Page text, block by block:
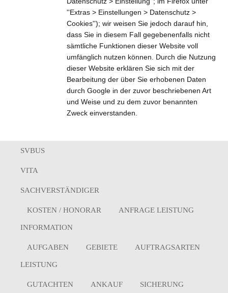
''Extras > Einstellungen > Datenschutz >
Cookies''); wir weisen Sie jedoch darauf hin,
dass Sie in diesem Fall gegebenenfalls nicht
sämtliche Funktionen dieser Website voll
umfänglich nutzen können. Durch die Nutzung
dieser Website erklären Sie sich mit der
Bearbeitung der über Sie erhobenen Daten
durch Google in der zuvor beschriebenen Art
und Weise und zu dem zuvor benannten
Zweck einverstanden.
SVBUS
VITA
SACHVERSTÄNDIGER
KOSTEN / HONORAR ANFRAGE LEISTUNG
INFORMATION
AUFGABEN GEBIETE AUFTRAGSARTEN
LEISTUNG
GUTACHTEN ANKAUF SICHERUNG